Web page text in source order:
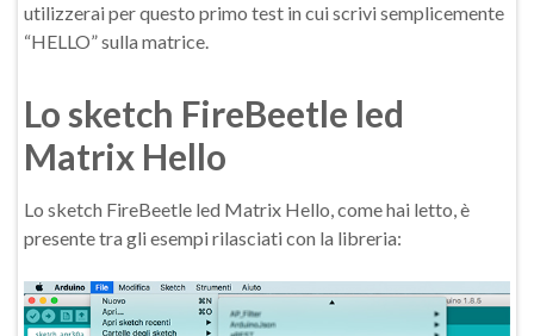
utilizzerai per questo primo test in cui scrivi semplicemente
“HELLO” sulla matrice.
Lo sketch FireBeetle led
Matrix Hello
Lo sketch FireBeetle led Matrix Hello, come hai letto, è
presente tra gli esempi rilasciati con la libreria: